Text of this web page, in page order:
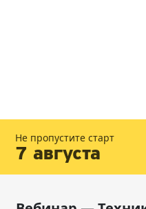
Не пропустите старт
7 августа